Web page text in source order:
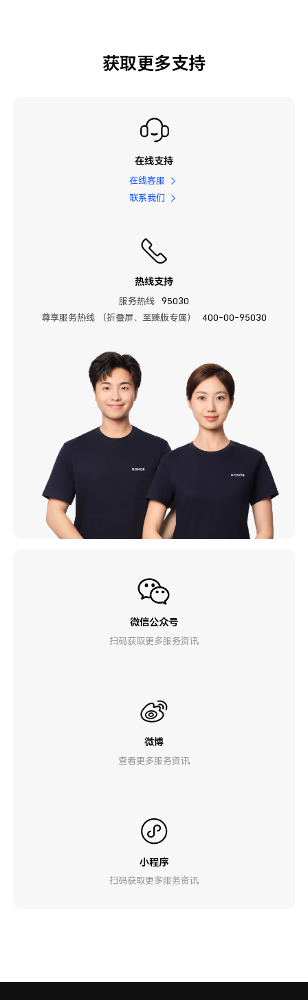
获取更多支持
在线支持
在线客服
联系我们
热线支持
服务热线
95030
尊享服务热线 （折叠屏、至臻版专属）
400-00-95030
微信公众号
扫码获取更多服务资讯
微博
查看更多服务资讯
小程序
扫码获取更多服务资讯